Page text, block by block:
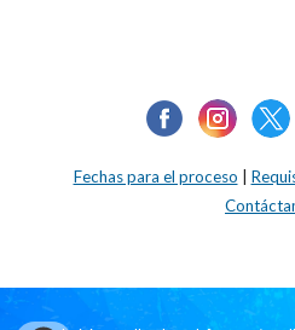
Fechas para el proceso